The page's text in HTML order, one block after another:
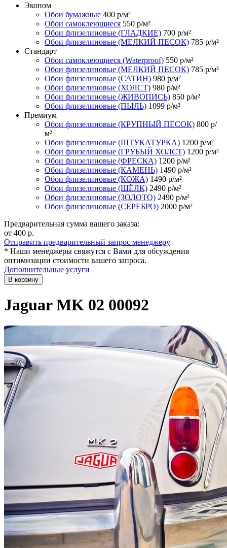
Эконом
Обои бумажные 400 р/м²
Обои самоклеющиеся 550 р/м²
Обои флизелиновые (ГЛАДКИЕ) 700 р/м²
Обои флизелиновые (МЕЛКИЙ ПЕСОК) 785 р/м²
Стандарт
Обои самоклеющиеся (Waterproof) 550 р/м²
Обои флизелиновые (МЕЛКИЙ ПЕСОК) 785 р/м²
Обои флизелиновые (САТИН) 980 р/м²
Обои флизелиновые (ХОЛСТ) 980 р/м²
Обои флизелиновые (ЖИВОПИСЬ) 850 р/м²
Обои флизелиновые (ПЫЛЬ) 1099 р/м²
Премиум
Обои флизелиновые (КРУПНЫЙ ПЕСОК) 800 р/
м²
Обои флизелиновые (ШТУКАТУРКА) 1200 р/м²
Обои флизелиновые (ГРУБЫЙ ХОЛСТ) 1200 р/м²
Обои флизелиновые (ФРЕСКА) 1200 р/м²
Обои флизелиновые (КАМЕНЬ) 1490 р/м²
Обои флизелиновые (КОЖА) 1490 р/м²
Обои флизелиновые (ШЁЛК) 2490 р/м²
Обои флизелиновые (ЗОЛОТО) 2490 р/м²
Обои флизелиновые (СЕРЕБРО) 2000 р/м²
Предварительная сумма вашего заказа:
от 400 р.
Отправить предварительный запрос менеджеру
* Наши менеджеры свяжутся с Вами для обсуждения
оптимизации стоимости вашего запроса.
Дополнительные услуги
В корзину
Jaguar MK 02 00092